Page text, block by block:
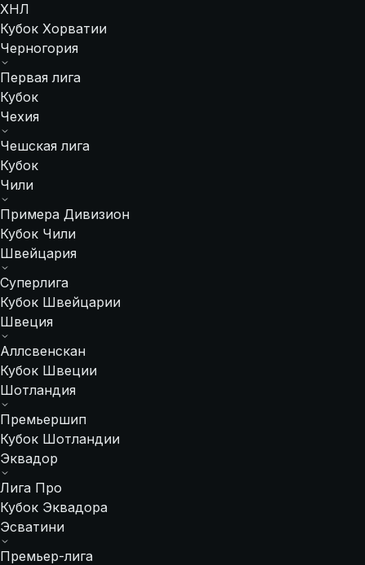
ХНЛ
Кубок Хорватии
Черногория
Первая лига
Кубок
Чехия
Чешская лига
Кубок
Чили
Примера Дивизион
Кубок Чили
Швейцария
Суперлига
Кубок Швейцарии
Швеция
Аллсвенскан
Кубок Швеции
Шотландия
Премьершип
Кубок Шотландии
Эквадор
Лига Про
Кубок Эквадора
Эсватини
Премьер-лига